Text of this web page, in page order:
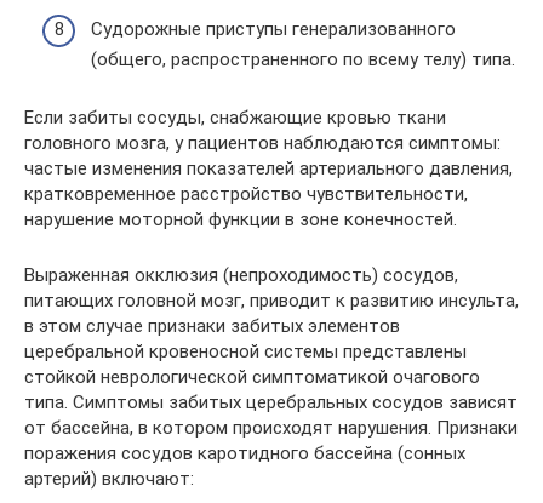
Судорожные приступы генерализованного
(общего, распространенного по всему телу) типа.
Если забиты сосуды, снабжающие кровью ткани
головного мозга, у пациентов наблюдаются симптомы:
частые изменения показателей артериального давления,
кратковременное расстройство чувствительности,
нарушение моторной функции в зоне конечностей.
Выраженная окклюзия (непроходимость) сосудов,
питающих головной мозг, приводит к развитию инсульта,
в этом случае признаки забитых элементов
церебральной кровеносной системы представлены
стойкой неврологической симптоматикой очагового
типа. Симптомы забитых церебральных сосудов зависят
от бассейна, в котором происходят нарушения. Признаки
поражения сосудов каротидного бассейна (сонных
артерий) включают: